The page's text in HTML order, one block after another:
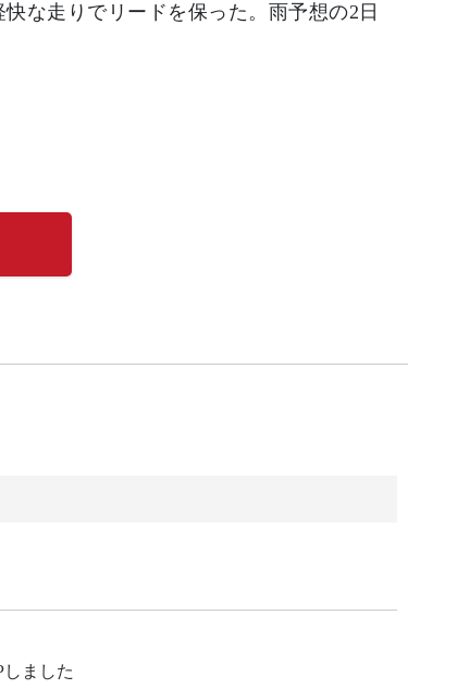
な走りでリードを保った。雨予想の2日
ました